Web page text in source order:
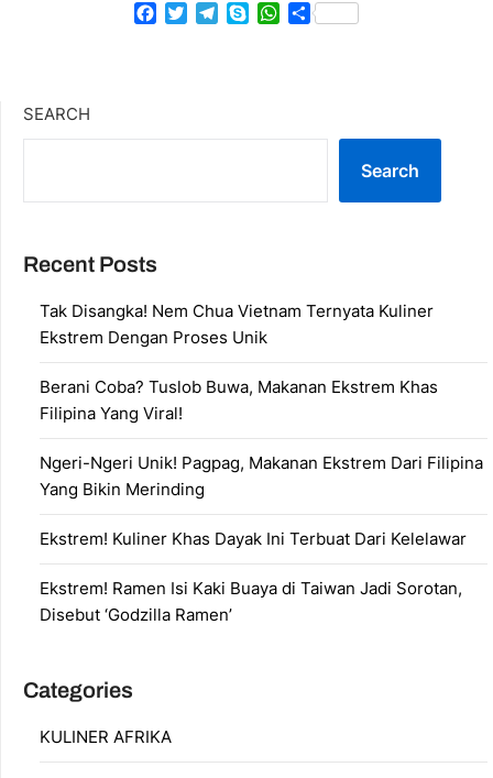
Facebook
TwitterTelegram
SkypeWhatsApp
Share
SEARCH
Search
Recent Posts
Tak Disangka! Nem Chua Vietnam Ternyata Kuliner
Ekstrem Dengan Proses Unik
Berani Coba? Tuslob Buwa, Makanan Ekstrem Khas
Filipina Yang Viral!
Ngeri-Ngeri Unik! Pagpag, Makanan Ekstrem Dari Filipina
Yang Bikin Merinding
Ekstrem! Kuliner Khas Dayak Ini Terbuat Dari Kelelawar
Ekstrem! Ramen Isi Kaki Buaya di Taiwan Jadi Sorotan,
Disebut ‘Godzilla Ramen’
Categories
KULINER AFRIKA